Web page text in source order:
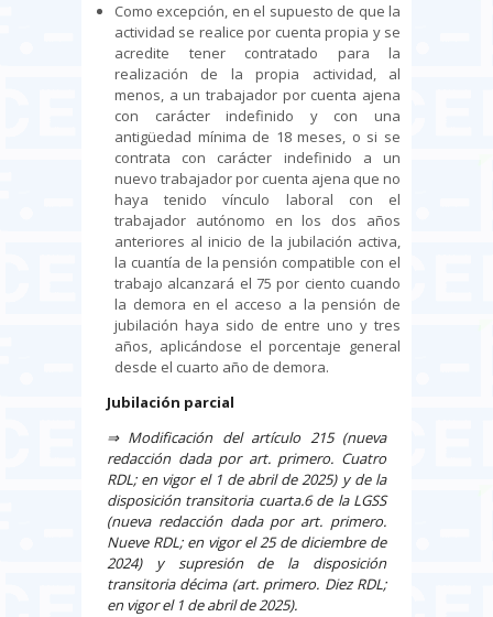
Como excepción, en el supuesto de que la
actividad se realice por cuenta propia y se
acredite tener contratado para la
realización de la propia actividad, al
menos, a un trabajador por cuenta ajena
con carácter indefinido y con una
antigüedad mínima de 18 meses, o si se
contrata con carácter indefinido a un
nuevo trabajador por cuenta ajena que no
haya tenido vínculo laboral con el
trabajador autónomo en los dos años
anteriores al inicio de la jubilación activa,
la cuantía de la pensión compatible con el
trabajo alcanzará el 75 por ciento cuando
la demora en el acceso a la pensión de
jubilación haya sido de entre uno y tres
años, aplicándose el porcentaje general
desde el cuarto año de demora.
Jubilación parcial
⇒Modificación del artículo 215 (nueva
redacción dada por art. primero. Cuatro
RDL; en vigor el 1 de abril de 2025) y de la
disposición transitoria cuarta.6 de la LGSS
(nueva redacción dada por art. primero.
Nueve RDL; en vigor el 25 de diciembre de
2024) y supresión de la disposición
transitoria décima (art. primero. Diez RDL;
en vigor el 1 de abril de 2025).